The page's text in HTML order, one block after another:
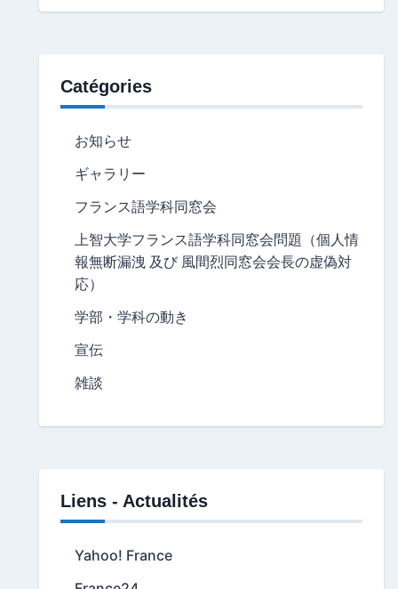
Catégories
お知らせ
ギャラリー
フランス語学科同窓会
上智大学フランス語学科同窓会問題（個人情
報無断漏洩 及び 風間烈同窓会会長の虚偽対
応）
学部・学科の動き
宣伝
雑談
Liens - Actualités
Yahoo! France